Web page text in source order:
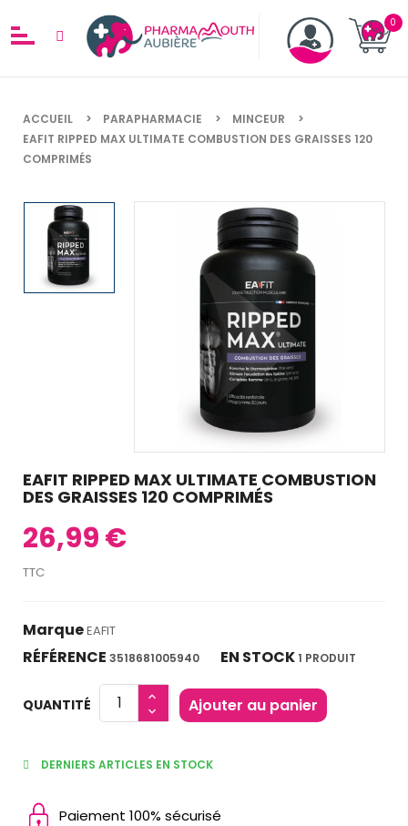
ACCUEIL PARAPHARMACIE
MINCEUR
EAFIT RIPPED MAX ULTIMATE COMBUSTION DES GRAISSES 120
COMPRIMÉS
EAFIT RIPPED MAX ULTIMATE COMBUSTION
DES GRAISSES 120 COMPRIMÉS
26,99 €
TTC
MarqueEAFIT
RÉFÉRENCE 3518681005940 EN STOCK1 PRODUIT
QUANTITÉ Ajouter au panier
DERNIERS ARTICLES EN STOCK
Paiement 100% sécurisé